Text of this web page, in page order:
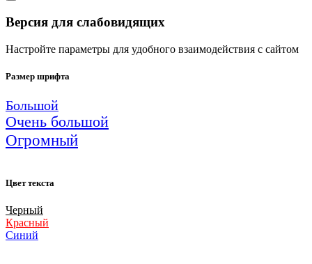
Версия для слабовидящих
Настройте параметры для удобного взаимодействия с сайтом
Размер шрифта
Большой
Очень большой
Огромный
Цвет текста
Черный
Красный
Синий